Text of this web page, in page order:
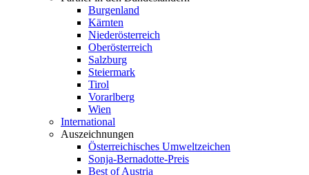
Burgenland
Kärnten
Niederösterreich
Oberösterreich
Salzburg
Steiermark
Tirol
Vorarlberg
Wien
International
Auszeichnungen
Österreichisches Umweltzeichen
Sonja-Bernadotte-Preis
Best of Austria